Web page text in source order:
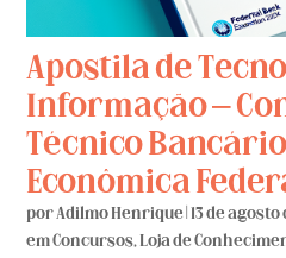
Apostila de
Informação –
Técnico
Econômica
porAdilmo Henrique 13 de agosto
em Concursos,Loja de